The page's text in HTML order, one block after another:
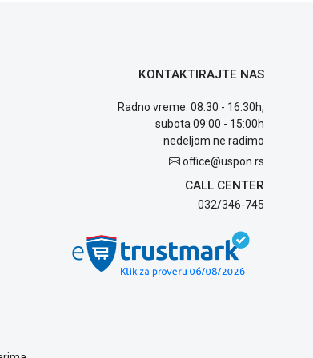
KONTAKTIRAJTE NAS
Radno vreme: 08:30 - 16:30h,
subota 09:00 - 15:00h
nedeljom ne radimo
office@uspon.rs
CALL CENTER
032/346-745